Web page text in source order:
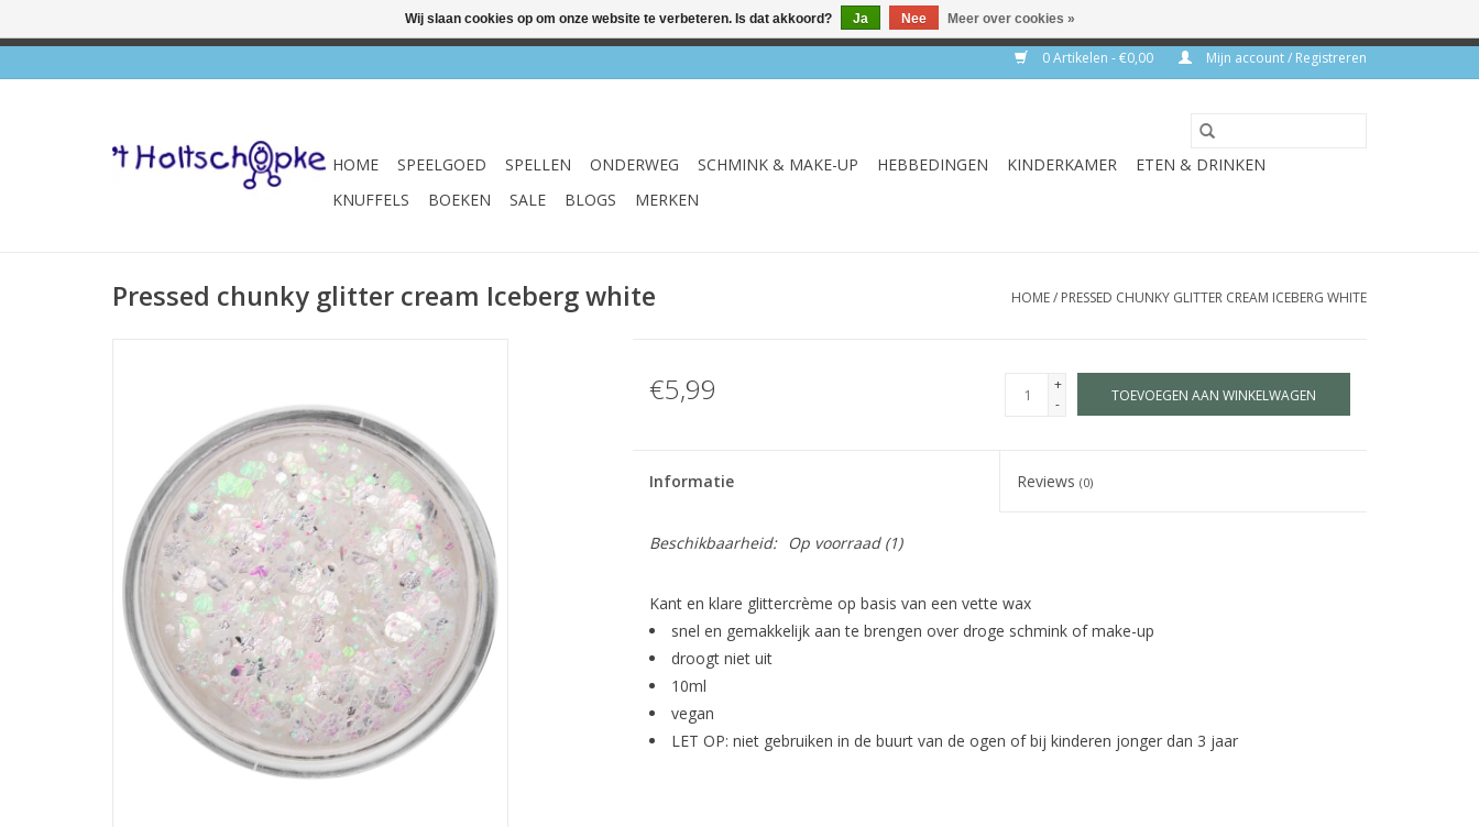
0 Artikelen - €0,00 Mijn account / Registreren
HOME SPEELGOED SPELLEN ONDERWEG SCHMINK & MAKE-UP HEBBEDINGEN KINDERKAMER
ETEN & DRINKEN
KNUFFELS
BOEKEN SALE BLOGS MERKEN
Pressed chunky glitter cream Iceberg white HOME/ PRESSED CHUNKY GLITTER CREAM ICEBERG WHITE
€5,99
+
-
TOEVOEGEN AAN WINKELWAGEN
Informatie Reviews(0)
Beschikbaarheid: Op voorraad(1)
Kant en klare glittercrème op basis van een vette wax
snel en gemakkelijk aan te brengen over droge schmink of make-up
droogt niet uit
10ml
vegan
LET OP: niet gebruiken in de buurt van de ogen of bij kinderen jonger dan 3 jaar
Wij slaan cookies op om onze website te verbeteren. Is dat akkoord? Ja Nee Meer over cookies »
✔ Winkel & webshop ✔ Gratis verzenden vanaf €75 ✔ Levertijd 1-3 werkdagen